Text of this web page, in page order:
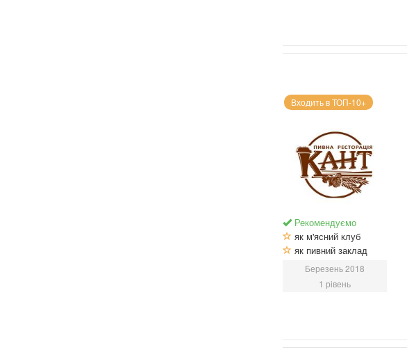
Входить в ТОП-10+
Рекомендуємо
як м'ясний клуб
як пивний заклад
Березень 2018
1 рівень